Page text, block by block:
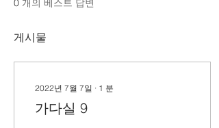
0 개의 베스트 답변
게시물
2022년 7월 7일 ∙ 1 분
가다실 9